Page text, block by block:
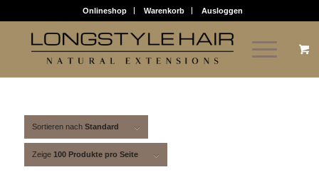
Onlineshop Warenkorb Ausloggen
Sortieren nach Standard
Zeige 100 Produkte pro Seite